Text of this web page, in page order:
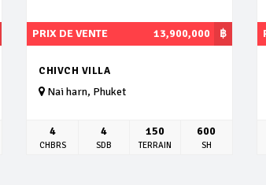
฿
PRIX DE VENTE 13,900,000
CHIVCH VILLA
Nai harn, Phuket
4
CHBRS
4
SDB
150
TERRAIN
600
SH